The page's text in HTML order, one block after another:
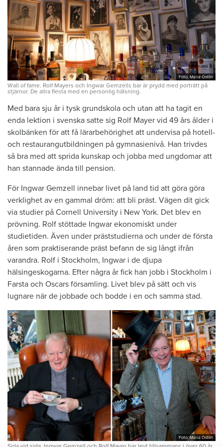
Foto: Maria Östlin
Wall of fame. Rolf Mayers och Ingwar Gemzells bar är prydd med porträtt på
stjärnor. De allra flesta med en personlig hälsning.
Med bara sju år i tysk grundskola och utan att ha tagit en
enda lektion i svenska satte sig Rolf Mayer vid 49 års ålder i
skolbänken för att få lärarbehörighet att undervisa på hotell-
och restaurangutbildningen på gymnasienivå. Han trivdes
så bra med att sprida kunskap och jobba med ungdomar att
han stannade ända till pension.
För Ingwar Gemzell innebar livet på land tid att göra göra
verklighet av en gammal dröm: att bli präst. Vägen dit gick
via studier på Cornell University i New York. Det blev en
prövning. Rolf stöttade Ingwar ekonomiskt under
studietiden. Även under präststudierna och under de första
åren som praktiserande präst befann de sig långt ifrån
varandra. Rolf i Stockholm, Ingwar i de djupa
hälsingeskogarna. Efter några år fick han jobb i Stockholm i
Farsta och Oscars församling. Livet blev på sätt och vis
lugnare när de jobbade och bodde i en och samma stad.
Foto: Maria Östlin